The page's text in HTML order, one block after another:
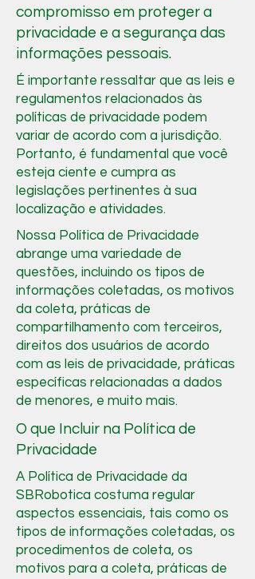
compromisso em proteger a
privacidade e a segurança das
informações pessoais.
É importante ressaltar que as leis e
regulamentos relacionados às
políticas de privacidade podem
variar de acordo com a jurisdição.
Portanto, é fundamental que você
esteja ciente e cumpra as
legislações pertinentes à sua
localização e atividades.
Nossa Política de Privacidade
abrange uma variedade de
questões, incluindo os tipos de
informações coletadas, os motivos
da coleta, práticas de
compartilhamento com terceiros,
direitos dos usuários de acordo
com as leis de privacidade, práticas
específicas relacionadas a dados
de menores, e muito mais.
O que Incluir na Política de
Privacidade
A Política de Privacidade da
SBRobotica costuma regular
aspectos essenciais, tais como os
tipos de informações coletadas, os
procedimentos de coleta, os
motivos para a coleta, práticas de